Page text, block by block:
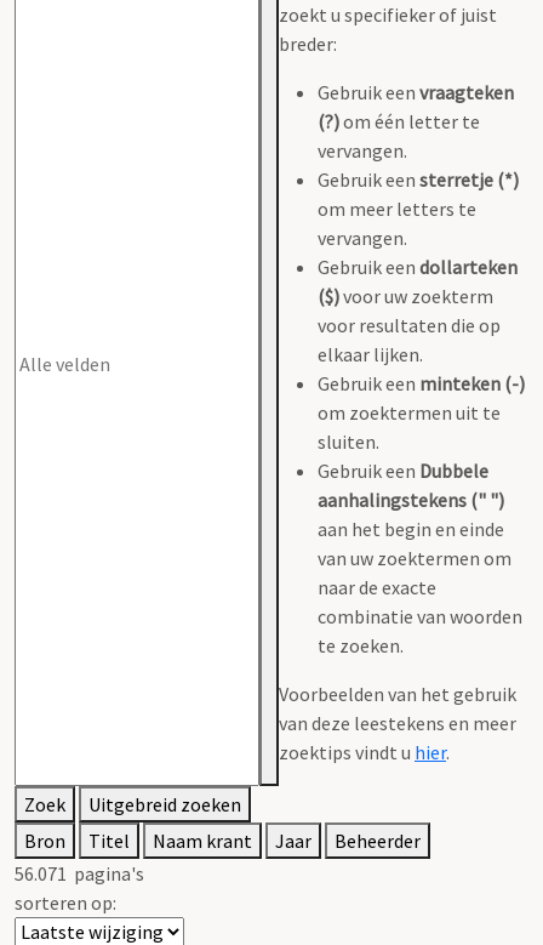
zoekt u specifieker of juist
breder:
Gebruik een vraagteken
(?)om één letter te
vervangen.
Gebruik een sterretje (*)
om meer letters te
vervangen.
Gebruik een dollarteken
($)voor uw zoekterm
voor resultaten die op
elkaar lijken.
Gebruik een minteken (-)
om zoektermen uit te
sluiten.
Gebruik een Dubbele
aanhalingstekens (" ")
aan het begin en einde
van uw zoektermen om
naar de exacte
combinatie van woorden
te zoeken.
Voorbeelden van het gebruik
van deze leestekens en meer
zoektips vindt u hier.
Zoek
Uitgebreid zoeken
Bron
Titel Naam krant Jaar
Beheerder
56.071 pagina's
sorteren op: